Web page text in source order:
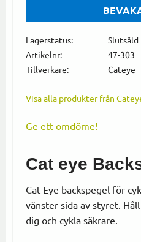
Lagerstatus
Slutsåld
Artikelnr
47-303
Tillverkare
Cateye
Visa alla produkter från
Ge ett omdöme!
Cat eye
Cat Eye backspegel för
vänster sida av styret.
dig och cykla säkrare.